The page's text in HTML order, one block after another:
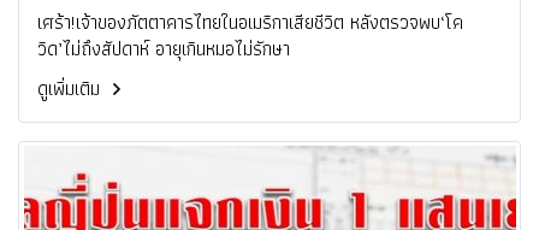
เศร้า!เจ้าของภัตตาคารไทยในอเมริกาเสียชีวิต หลังตรวจพบ‘โค
วิด’ไม่ถึงสัปดาห์ อายุเกินหมอไม่รักษา
ดูเพิ่มเติม